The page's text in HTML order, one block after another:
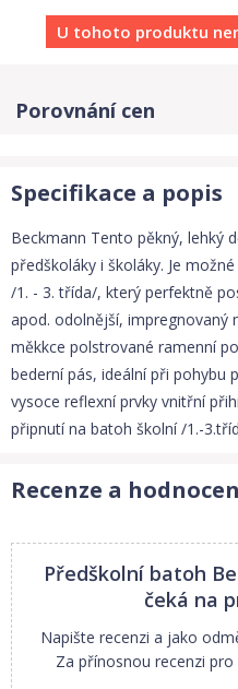
U tohoto produktu
Porovnání cen
Specifikace a popis
Beckmann Tento pěkný, lehký
předškoláky i školáky. Je
/1. - 3. třída/, který perfektně
apod. odolnější, impregnovaný
měkkce polstrované ramenní
bederní pás, ideální při pohybu
vysoce reflexní prvky vnitřní
připnutí na batoh školní /1.-
Recenze a
Předškolní batoh
čeká na
Napište recenzi a jako
Za přínosnou recenzi